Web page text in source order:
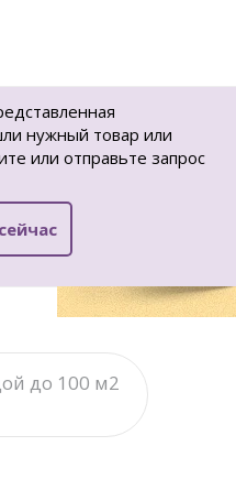
нужный товар или
или отправьте запрос
до 100 м2